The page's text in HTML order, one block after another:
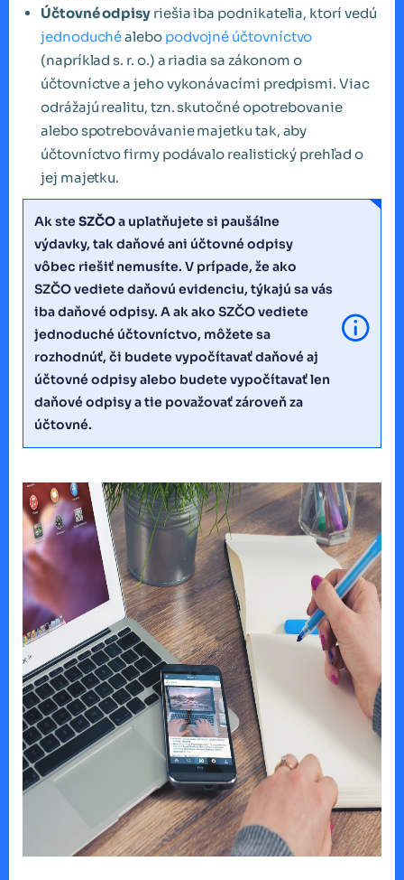
Účtovné odpisy riešia iba podnikatelia, ktorí vedú
jednoduchéalebo podvojné účtovníctvo
(napríklad s. r. o.) a riadia sa zákonom o
účtovníctve a jeho vykonávacími predpismi. Viac
odrážajú realitu, tzn. skutočné opotrebovanie
alebo spotrebovávanie majetku tak, aby
účtovníctvo firmy podávalo realistický prehľad o
jej majetku.
Ak ste SZČOa uplatňujete si paušálne
výdavky, tak daňové ani účtovné odpisy
vôbec riešiť nemusíte. V prípade, že ako
SZČO vediete daňovú evidenciu, týkajú sa vás
iba daňové odpisy. A ak ako SZČO vediete
jednoduché účtovníctvo, môžete sa
rozhodnúť, či budete vypočítavať daňové aj
účtovné odpisy alebo budete vypočítavať len
daňové odpisy a tie považovať zároveň za
účtovné.